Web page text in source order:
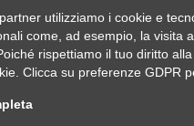
utilizziamo i cookie e
come, ad esempio, la visita
rispettiamo il tuo diritto
Clicca su preferenze GDPR